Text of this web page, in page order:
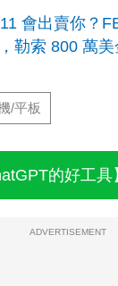
會出賣你？
勒索 800 萬
/平板
的好工具
ADVERTISEMENT